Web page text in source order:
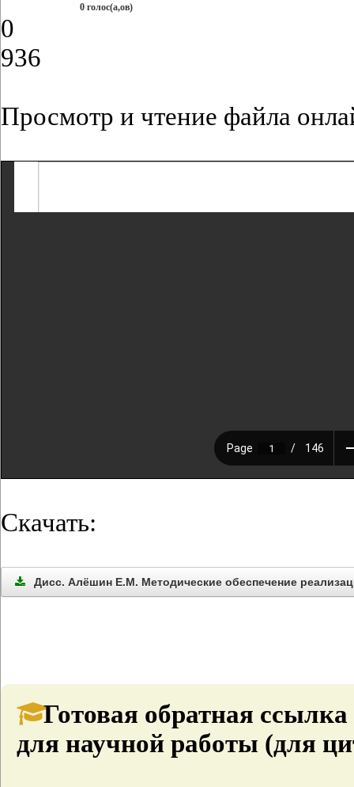
0 голос(а,ов)
0
936
Просмотр и чтение файла
Скачать:
Дисс. Алёшин Е.М. Методические обеспечение
Готовая обратная
для научной работы (для